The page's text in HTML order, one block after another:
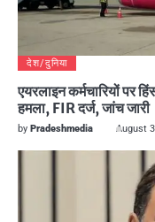
देश/दुनिया
एयरलाइन कर्मचारियों पर
हमला, FIR दर्ज, जांच जारी
by Pradeshmedia August